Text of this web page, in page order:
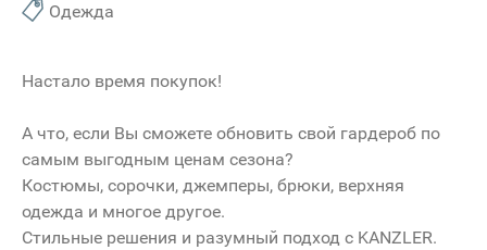
Одежда
Настало время покупок!
А что, если Вы сможете обновить свой гардероб по
самым выгодным ценам сезона?
Костюмы, сорочки, джемперы, брюки, верхняя
одежда и многое другое.
Стильные решения и разумный подход с KANZLER.